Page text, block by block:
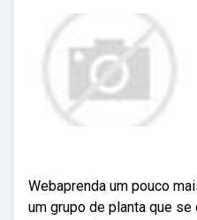
Webaprenda um pouco
um grupo de planta que